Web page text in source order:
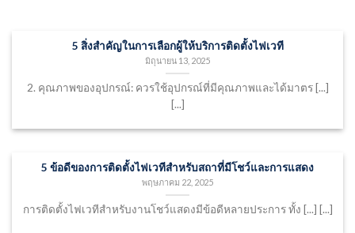
5 สิ่งสำคัญในการเลือกผู้ให้บริการติดตั้งไฟเวที
มิถุนายน 13, 2025
2. คุณภาพของอุปกรณ์: ควรใช้อุปกรณ์ที่มีคุณภาพและได้มาตร [...]
[...]
5 ข้อดีของการติดตั้งไฟเวทีสำหรับสถาที่มีโชว์และการแสดง
พฤษภาคม 22, 2025
การติดตั้งไฟเวทีสำหรับงานโชว์แสดงมีข้อดีหลายประการ ทั้ง [...] [...]